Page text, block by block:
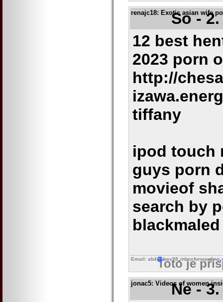
renajc18: Exotic asian wife
So -
12 best
2023 porn
http://
tiffany
ipod touch
guys porn
movieof
search by
Email: ab4 bax98 inboxforwarding
Toto je
jonac5: Videos of women
Ne -